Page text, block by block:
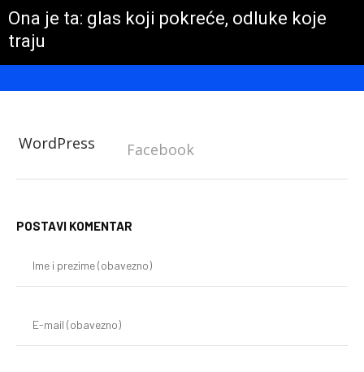
Ona je ta: glas koji pokreće, odluke koje
traju
WordPress Facebook
POSTAVI KOMENTAR